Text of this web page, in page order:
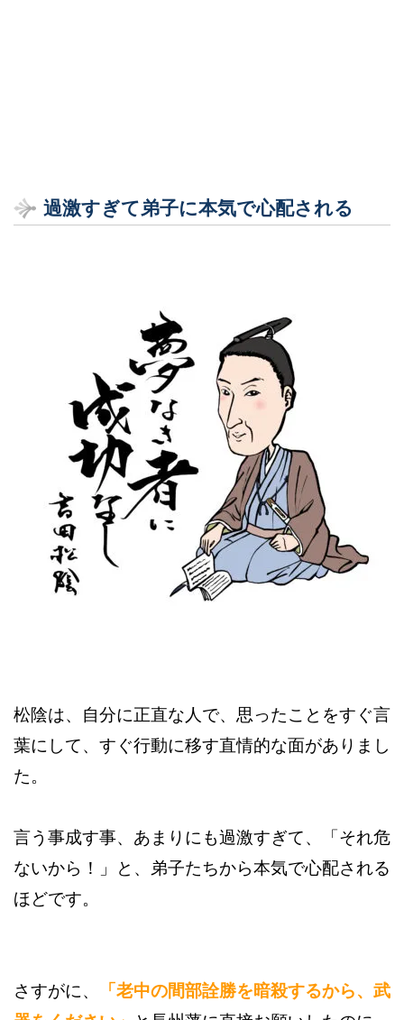
過激すぎて弟子に本気で心配される
松陰は、自分に正直な人で、思ったことをすぐ言
葉にして、すぐ行動に移す直情的な面がありまし
た。
言う事成す事、あまりにも過激すぎて、「それ危
ないから！」と、弟子たちから本気で心配される
ほどです。
さすがに、
「老中の間部詮勝を暗殺するから、武